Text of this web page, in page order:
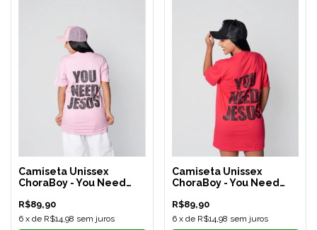
Camiseta Unissex
ChoraBoy - You Need
576
R$89,90
6 x de R$14,98 sem juros
Camiseta Unissex
ChoraBoy - You Need
577
R$89,90
6 x de R$14,98 sem juros